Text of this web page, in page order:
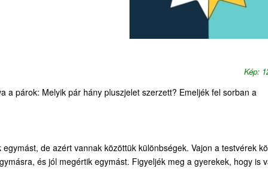
Kép:
a párok: Melyik pár hány pluszjelet szerzett? Emeljék fel sorban a
de azért vannak közöttük különbségek. Vajon a testvérek
és jól megértik egymást. Figyeljék meg a gyerekek, hogy is